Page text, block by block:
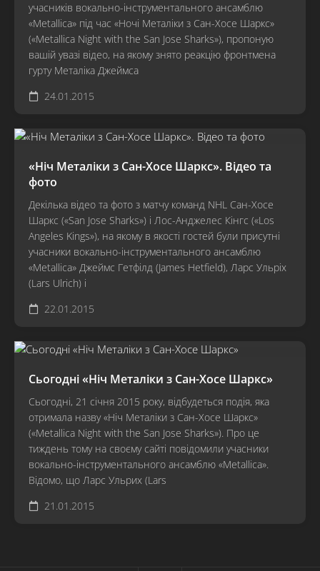
учасників вокально-інструментального ансамблю
«Metallica» під час «Ночі Металіки з Сан-Хосе Шаркс»
(«Metallica Night with the San Jose Sharks»), пропоную
вашій увазі відео, на якому знято реакцію фронтмена
гурту Металіка Джеймса
24.01.2015
«Ніч Металіки з Сан-Хосе Шаркс». Відео та
фото
Декілька відео та фото з матчу команд NHL Сан-Хосе
Шаркс («San Jose Sharks») і Лос-Анджелес Кінгс («Los
Angeles Kings»), на якому в якості гостей були присутні
учасники вокально-інструментального ансамблю
«Metallica» Джеймс Гетфілд (James Hetfield), Ларс Ульріх
(Lars Ulrich) і
22.01.2015
Сьогодні «Ніч Металіки з Сан-Хосе Шаркс»
Сьогодні, 21 січня 2015 року, відбудеться подія, яка
отримала назву «Ніч Металіки з Сан-Хосе Шаркс»
(«Metallica Night with the San Jose Sharks»). Про це
тиждень тому на своєму сайті повідомили учасники
вокально-інструментального ансамблю «Metallica».
Відомо, що Ларс Ульрих (Lars
21.01.2015